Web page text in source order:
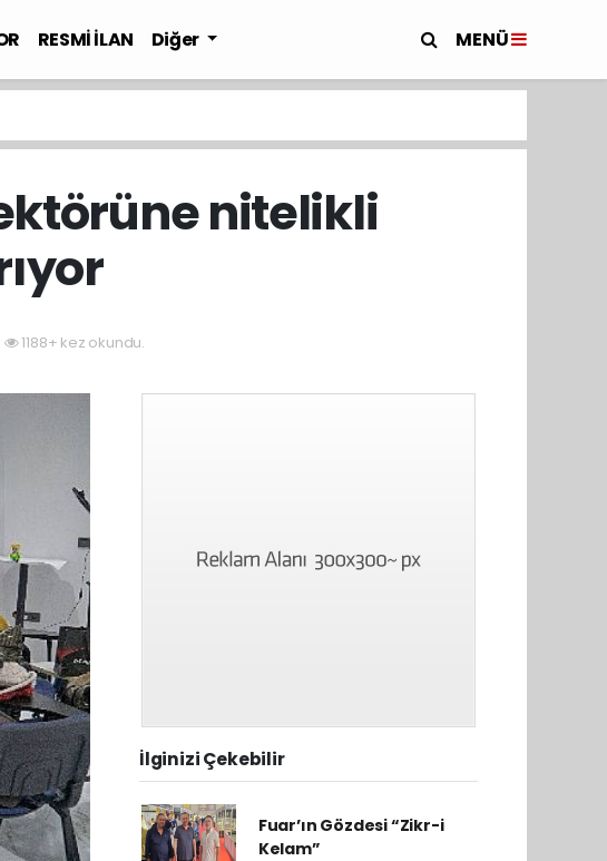
RESMİ İLAN Diğer MENÜ
nitelikli
1188+ kez okundu.
İlginizi Çekebilir
Fuar’ın Gözdesi “Zikr-i
Kelam”